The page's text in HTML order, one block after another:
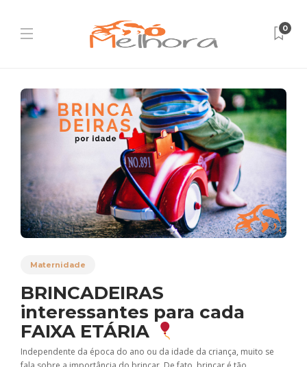
0
Maternidade
BRINCADEIRAS
interessantes para cada
FAIXA ETÁRIA
Independente da época do ano ou da idade da criança, muito se